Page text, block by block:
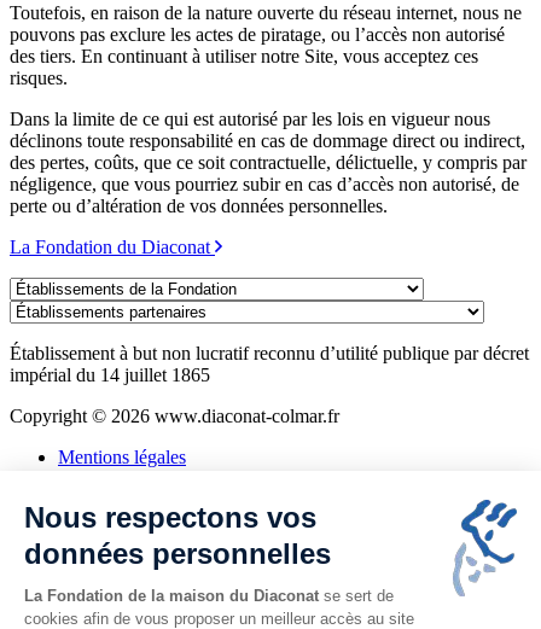
Toutefois, en raison de la nature ouverte du réseau internet, nous ne
pouvons pas exclure les actes de piratage, ou l’accès non autorisé
des tiers. En continuant à utiliser notre Site, vous acceptez ces
risques.
Dans la limite de ce qui est autorisé par les lois en vigueur nous
déclinons toute responsabilité en cas de dommage direct ou indirect,
des pertes, coûts, que ce soit contractuelle, délictuelle, y compris par
négligence, que vous pourriez subir en cas d’accès non autorisé, de
perte ou d’altération de vos données personnelles.
La Fondation du Diaconat
Établissements
de
la
Fondation
Établissements
Établissement à but non lucratif reconnu d’utilité publique par décret
impérial du 14 juillet 1865
Copyright © 2026 www.diaconat-colmar.fr
Mentions légales
Plan du site
Alsa'Seniors
Assistante sociale
Nous respectons vos
données personnelles
La Fondation de la maison du Diaconat se sert de
cookies afin de vous proposer un meilleur accès au site